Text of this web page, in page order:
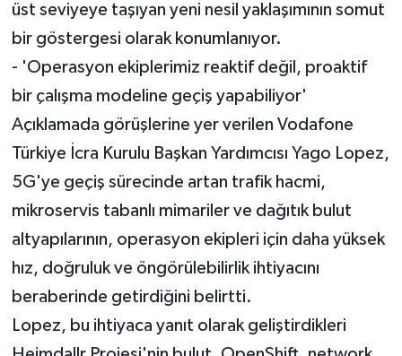
üst seviyeye taşıyan yeni nesil yaklaşımının somut
bir göstergesi olarak konumlanıyor.
- 'Operasyon ekiplerimiz reaktif değil, proaktif
bir çalışma modeline geçiş yapabiliyor'
Açıklamada görüşlerine yer verilen Vodafone
Türkiye İcra Kurulu Başkan Yardımcısı Yago Lopez,
5G'ye geçiş sürecinde artan trafik hacmi,
mikroservis tabanlı mimariler ve dağıtık bulut
altyapılarının, operasyon ekipleri için daha yüksek
hız, doğruluk ve öngörülebilirlik ihtiyacını
beraberinde getirdiğini belirtti.
Lopez, bu ihtiyaca yanıt olarak geliştirdikleri